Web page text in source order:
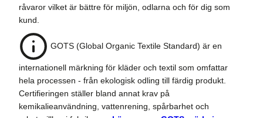
råvaror vilket är bättre för miljön, odlarna och för dig som
kund.
GOTS (Global Organic Textile Standard) är en
internationell märkning för kläder och textil som omfattar
hela processen - från ekologisk odling till färdig produkt.
Certifieringen ställer bland annat krav på
kemikalieanvändning, vattenrening, spårbarhet och